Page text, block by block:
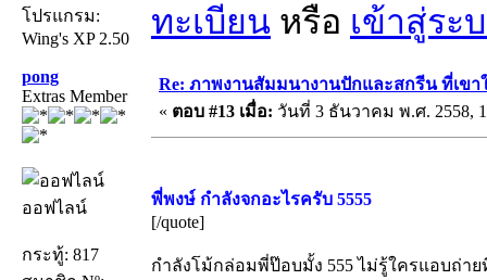
โปรแกรม:
Wing's XP 2.50
ทะเบียน หรือ เข้าสู่ระ
pong
Extras Member
ออฟไลน์
กระทู้: 817
Re: ภาพงานสัมมนางานปักและสกรีน ที่เขา
« ตอบ #13 เมื่อ: วันที่ 3 ธันวาคม พ.ศ. 2558,
พี่พงษ์ กำลังจกอะไรครับ 5555
[/quote]
กำลังโม้กล่อมพี่ป๊อบมั้ง 555 ไม่รู้ใครแอบถ่าย